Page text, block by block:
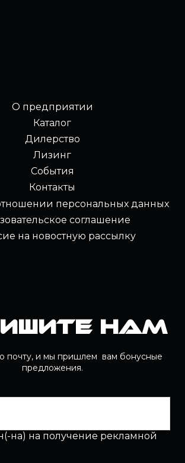
О предприятии
Каталог
Дилерство
Лизинг
События
Контакты
персональных данных
соглашение
на новостную рассылку
нам
почту, и мы пришлем вам бонусные
предложения.
на) на получение рекламной